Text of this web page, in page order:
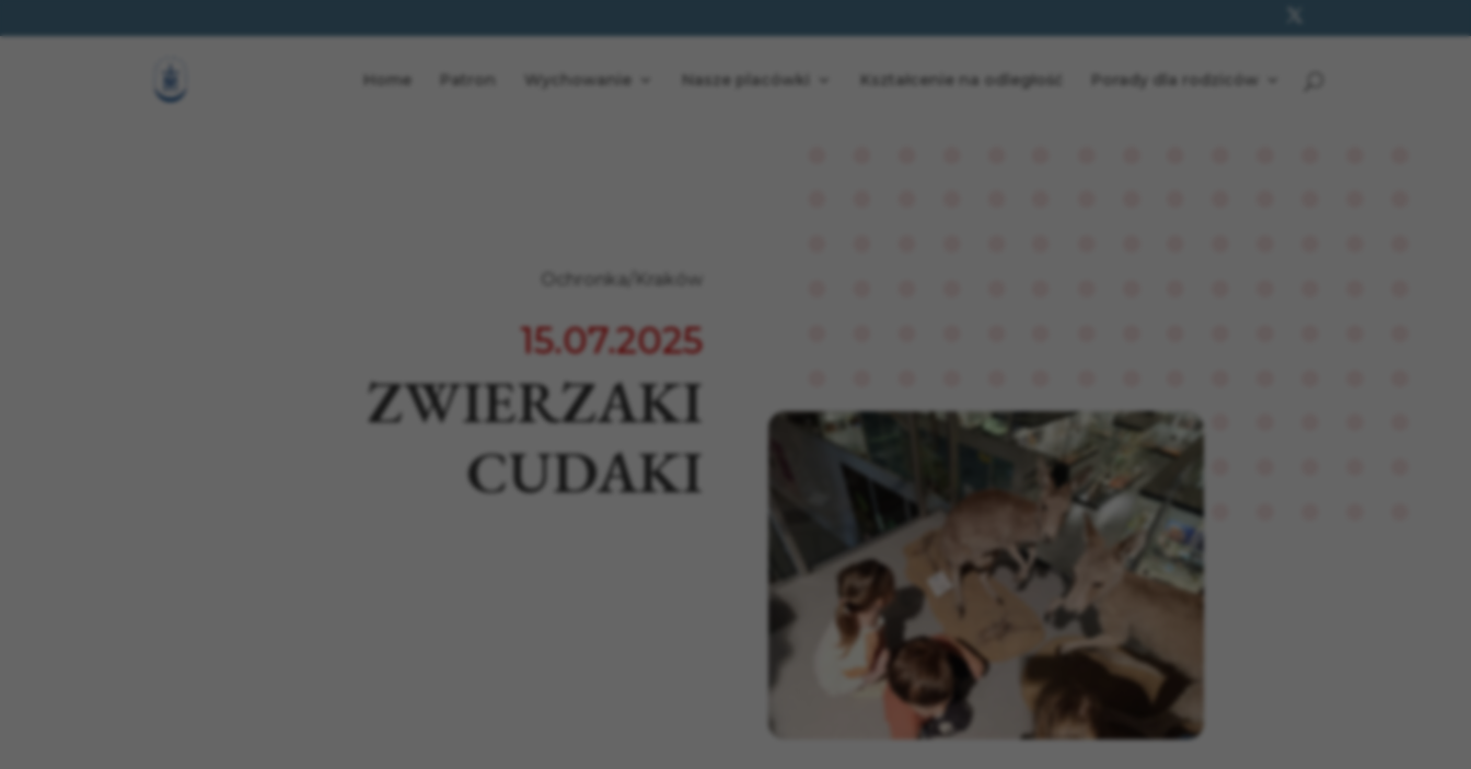
Home Patron Wychowanie Nasze placówki Kształcenie na odległość Porady dla rodziców
Ochronka/Kraków
15.07.2025
ZWIERZAKI
CUDAKI